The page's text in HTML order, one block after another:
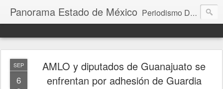
Panorama Estado de México Periodismo Digital
SEP
6
AMLO y diputados de Guanajuato se
enfrentan por adhesión de Guardia